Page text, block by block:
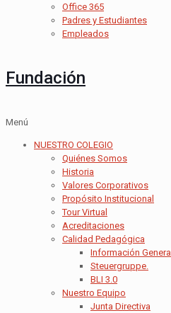
Office 365
Padres y Estudiantes
Empleados
Fundación
Menú
NUESTRO COLEGIO
Quiénes Somos
Historia
Valores Corporativos
Propósito Institucional
Tour Virtual
Acreditaciones
Calidad Pedagógica
Información General
Steuergruppe.
BLI 3.0
Nuestro Equipo
Junta Directiva